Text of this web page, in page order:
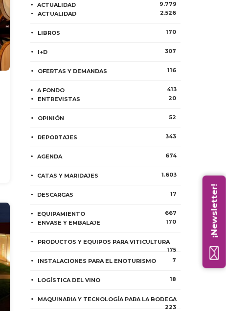
ACTUALIDAD
9.779
ACTUALIDAD
2.526
LIBROS 170
I+D 307
OFERTAS Y DEMANDAS 116
A FONDO
413
ENTREVISTAS
20
OPINIÓN 52
REPORTAJES 343
AGENDA 674
CATAS Y MARIDAJES 1.603
DESCARGAS 17
EQUIPAMIENTO
667
ENVASE Y EMBALAJE
170
PRODUCTOS Y EQUIPOS PARA VITICULTURA
175
INSTALACIONES PARA EL ENOTURISMO
7
LOGÍSTICA DEL VINO 18
MAQUINARIA Y TECNOLOGÍA PARA LA BODEGA
223
¡Newsletter!